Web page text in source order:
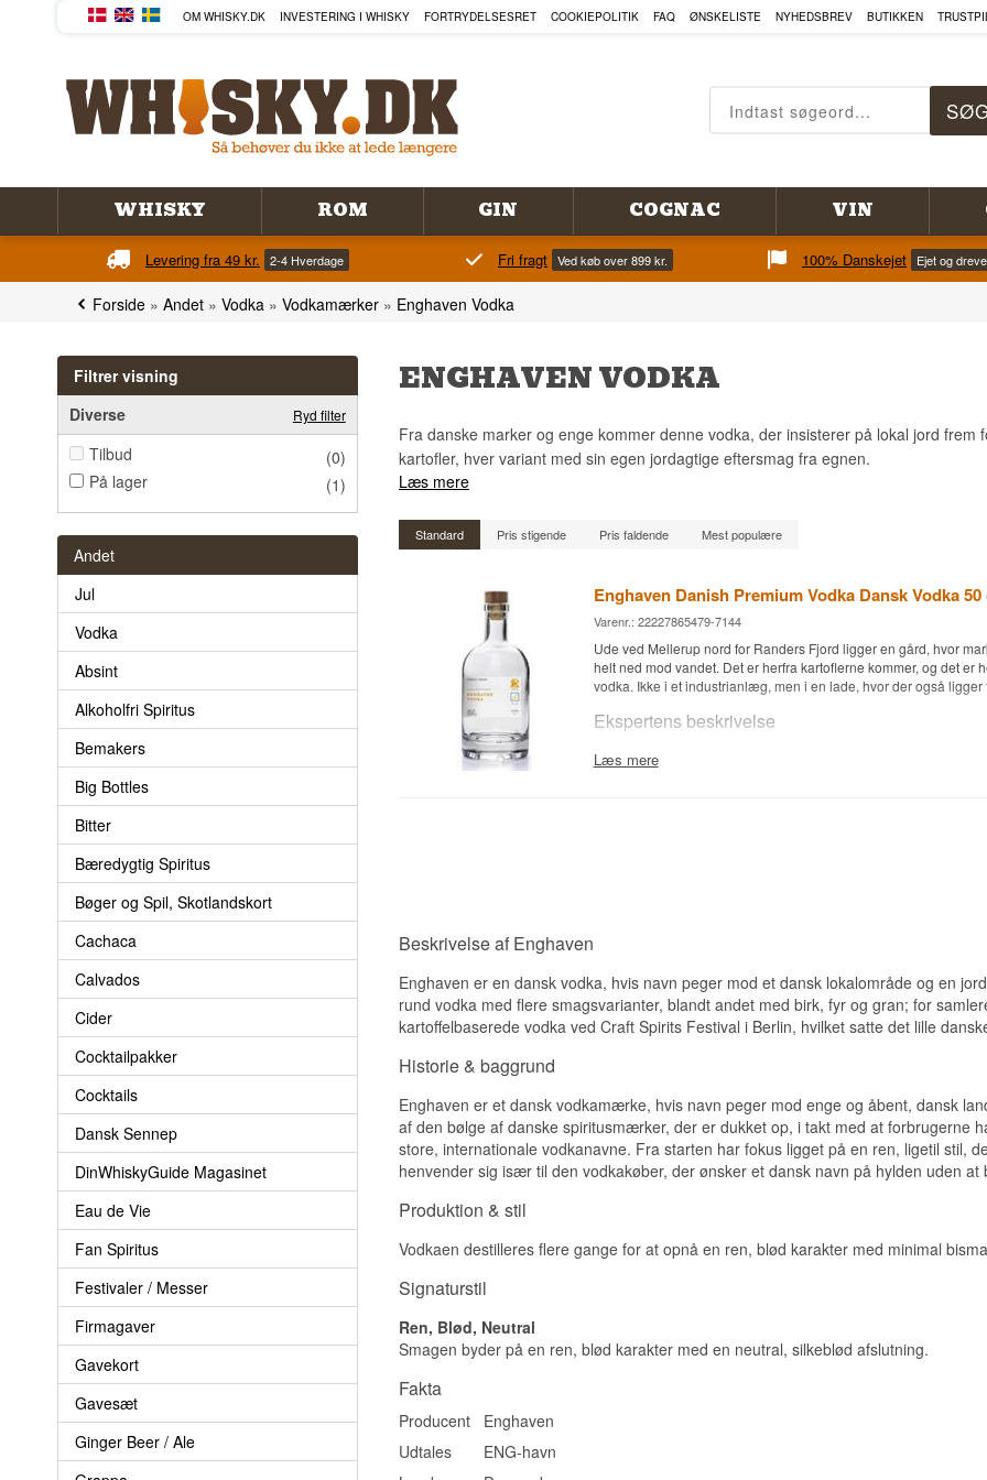
OM WHISKY.DK INVESTERING I WHISKY FORTRYDELSESRET COOKIEPOLITIK FAQ ØNSKELISTE NYHEDSBREV BUTIKKEN
WHISKY ROM GIN COGNAC VIN
Levering fra 49 kr. 2-4 Hverdage Fri fragt Ved køb over 899 kr. 100% Danskejet Ejet og
Forside » Andet » Vodka » Vodkamærker » Enghaven Vodka
Filtrer visning
Diverse
Ryd filter
Tilbud
(0)
På lager
(1)
Andet
Jul
Vodka
Absint
Alkoholfri Spiritus
Bemakers
Big Bottles
Bitter
Bæredygtig Spiritus
Bøger og Spil, Skotlandskort
Cachaca
Calvados
Cider
Cocktailpakker
Cocktails
Dansk Sennep
DinWhiskyGuide Magasinet
Eau de Vie
Fan Spiritus
Festivaler / Messer
Firmagaver
Gavekort
Gavesæt
Ginger Beer / Ale
ENGHAVEN VODKA
Fra danske marker og enge kommer denne vodka, der insisterer på lokal jord
kartofler, hver variant med sin egen jordagtige eftersmag fra egnen.
Læs mere
Standard Pris stigende Pris faldende Mest populære
Enghaven Danish Premium Vodka Dansk Vodka 50
Varenr.: 22227865479-7144
Ude ved Mellerup nord for Randers Fjord ligger en gård, hvor
helt ned mod vandet. Det er herfra kartoflerne kommer, og det er
vodka. Ikke i et industrianlæg, men i en lade, hvor der også ligger
Ekspertens beskrivelse
Enghaven Danish Premium Vodka er en Dansk Vodka destilleret
Destillatet er ikke renset til det ukendelige. Der bliver en tydelig
tilbage i eftersmagen, en jordet sødme som ikke findes i en hårdt
hvedevodka. Producenten anbefaler selv at fryse flasken ned og
Næse
Mild og næsten sødlig. Der er noget flødeagtigt over den, og
Rund og fyldig med en blød, næsten olieagtig tekstur. Kartoflens
Kort og ren, men med en tydelig hilsen fra råvaren. Den jordede
Læs mere
Beskrivelse af Enghaven
Enghaven er en dansk vodka, hvis navn peger mod et dansk lokalområde og en
rund vodka med flere smagsvarianter, blandt andet med birk, fyr og gran; for
kartoffelbaserede vodka ved Craft Spirits Festival i Berlin, hvilket satte det lille
Historie & baggrund
Enghaven er et dansk vodkamærke, hvis navn peger mod enge og åbent, dansk
af den bølge af danske spiritusmærker, der er dukket op, i takt med at forbrugerne
store, internationale vodkanavne. Fra starten har fokus ligget på en ren, ligetil stil,
henvender sig især til den vodkakøber, der ønsker et dansk navn på hylden uden at
Produktion & stil
Vodkaen destilleres flere gange for at opnå en ren, blød karakter med minimal
Signaturstil
Ren, Blød, Neutral
Smagen byder på en ren, blød karakter med en neutral, silkeblød afslutning.
Fakta
Producent
Enghaven
Udtales
ENG-havn